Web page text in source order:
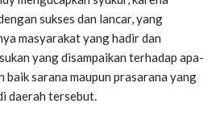
sukses dan lancar, yang
masyarakat yang hadir dan
yang disampaikan terhadap apa-
baik sarana maupun prasarana yang
daerah tersebut.